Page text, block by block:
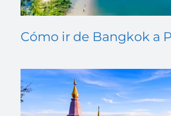
Cómo ir de Bangkok a